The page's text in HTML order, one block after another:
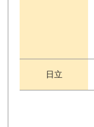
日立